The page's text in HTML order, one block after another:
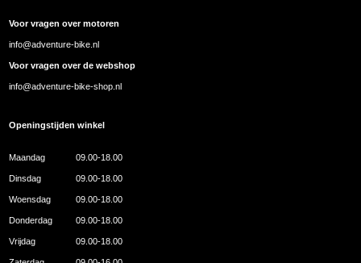
Voor vragen over motoren
info@adventure-bike.nl
Voor vragen over de webshop
info@adventure-bike-shop.nl
Openingstijden winkel
Maandag 09.00-18.00
Dinsdag 09.00-18.00
Woensdag 09.00-18.00
Donderdag 09.00-18.00
Vrijdag 09.00-18.00